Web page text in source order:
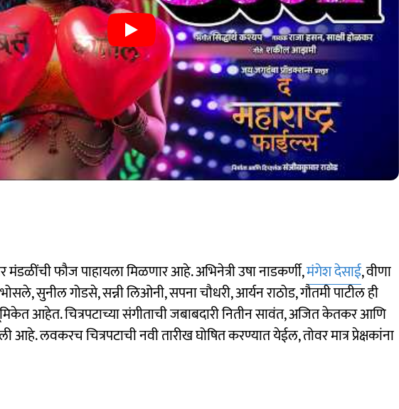
मंडळींची फौज पाहायला मिळणार आहे. अभिनेत्री उषा नाडकर्णी,मंगेश देसाई, वीणा
सुनील गोडसे, सन्नी लिओनी, सपना चौधरी, आर्यन राठोड, गौतमी पाटील ही
आहेत. चित्रपटाच्या संगीताची जबाबदारी नितीन सावंत, अजित केतकर आणि
आहे. लवकरच चित्रपटाची नवी तारीख घोषित करण्यात येईल, तोवर मात्र प्रेक्षकांना